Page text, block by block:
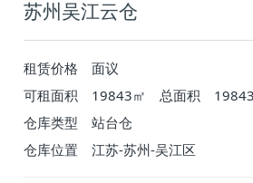
苏州吴江云仓
租赁价格
面议
可租面积
19843㎡ 总面积
仓库类型
站台仓
仓库位置
江苏-苏州-吴江区